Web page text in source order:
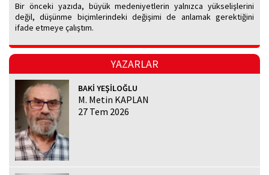
Bir önceki yazıda, büyük medeniyetlerin yalnızca yükselişlerini
değil, düşünme biçimlerindeki değişimi de anlamak gerektiğini
ifade etmeye çalıştım.
YAZARLAR
BAKİ YEŞİLOĞLU
M. Metin KAPLAN
27 Tem 2026